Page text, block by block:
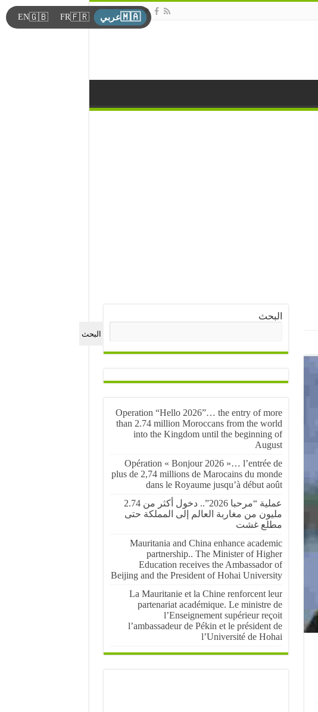
البحث
البحث
Operation “Hello 2026”… the entry of more
than 2.74 million Moroccans from the world
into the Kingdom until the beginning of
August
Opération « Bonjour 2026 »… l’entrée de
plus de 2,74 millions de Marocains du monde
dans le Royaume jusqu’à début août
عملية “مرحبا 2026”.. دخول أكثر من 2.74
مليون من مغاربة العالم إلى المملكة حتى
مطلع غشت
Mauritania and China enhance academic
partnership.. The Minister of Higher
Education receives the Ambassador of
Beijing and the President of Hohai University
La Mauritanie et la Chine renforcent leur
partenariat académique. Le ministre de
l’Enseignement supérieur reçoit
l’ambassadeur de Pékin et le président de
l’Université de Hohai
🇲🇦عربي 🇫🇷
FR
🇬🇧
EN